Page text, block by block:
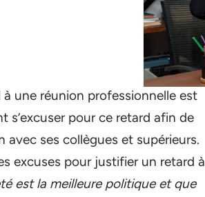
une réunion professionnelle est
s’excuser pour ce retard afin de
ses collègues et supérieurs.
excuses pour justifier un retard à
est la meilleure politique et que